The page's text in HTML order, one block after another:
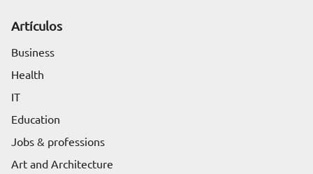
Artículos
Business
Health
IT
Education
Jobs & professions
Art and Architecture